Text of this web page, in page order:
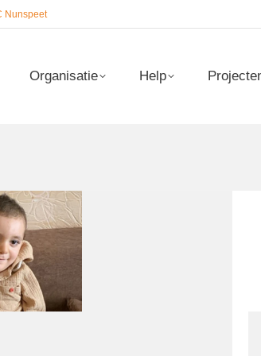
Nunspeet
Organisatie Help
Organisatie Help